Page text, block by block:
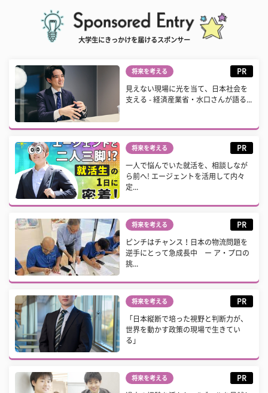
大学生にきっかけを届けるスポンサー
将来を考える PR
見えない現場に光を当て、日本社会を
支える - 経済産業省・水口さんが語る...
将来を考える PR
一人で悩んでいた就活を、相談しなが
ら前へ! エージェントを活用して内々
定...
将来を考える PR
ピンチはチャンス！日本の物流問題を
逆手にとって急成長中 ー ア・プロの
挑...
将来を考える PR
「日本縦断で培った視野と判断力が、
世界を動かす政策の現場で生きてい
る」
将来を考える PR